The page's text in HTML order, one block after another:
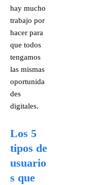
hay mucho
trabajo por
hacer para
que todos
tengamos
las mismas
oportunida
des
digitales.
Los 5
tipos de
usuario
s que